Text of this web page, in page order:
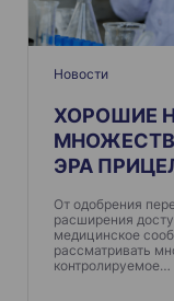
Новости
ХОРОШИЕ
ЭРА
От одобрения
расширения
медицинское
рассматривать
контролируемое…